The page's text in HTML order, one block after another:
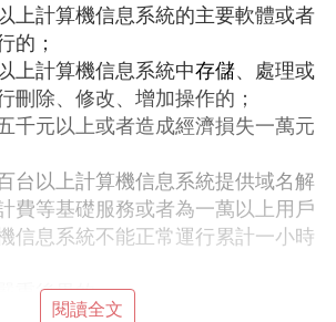
上計算機信息系統的主要軟體或者
的；
上計算機信息系統中存儲、處理或
刪除、修改、增加操作的；
千元以上或者造成經濟損失一萬元
台以上計算機信息系統提供域名解
費等基礎服務或者為一萬以上用戶
信息系統不能正常運行累計一小時
重後果的。
閱讀全文